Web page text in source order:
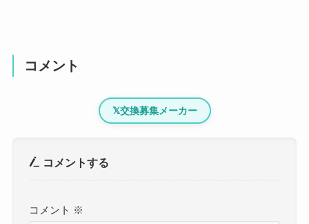
コメント
𝕏交換募集メーカー
コメントする
コメント ※